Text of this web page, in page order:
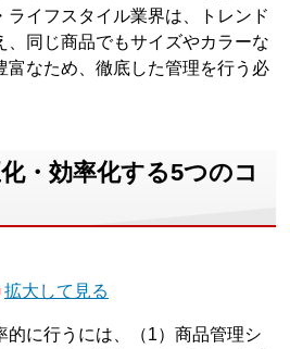
ライフスタイル業界は、トレンド
、同じ商品でもサイズやカラーな
富なため、徹底した管理を行う必
・効率化する5つのコ
拡大して見る
的に行うには、（1）商品管理シ